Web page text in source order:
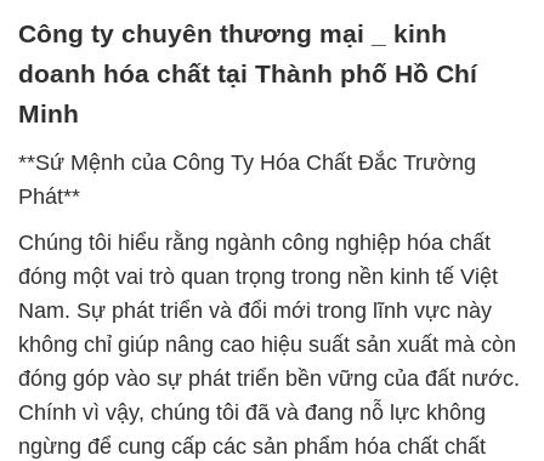
Công ty chuyên thương mại _ kinh
doanh hóa chất tại Thành phố Hồ Chí
Minh
**Sứ Mệnh của Công Ty Hóa Chất Đắc Trường
Phát**
Chúng tôi hiểu rằng ngành công nghiệp hóa chất
đóng một vai trò quan trọng trong nền kinh tế Việt
Nam. Sự phát triển và đổi mới trong lĩnh vực này
không chỉ giúp nâng cao hiệu suất sản xuất mà còn
đóng góp vào sự phát triển bền vững của đất nước.
Chính vì vậy, chúng tôi đã và đang nỗ lực không
ngừng để cung cấp các sản phẩm hóa chất chất